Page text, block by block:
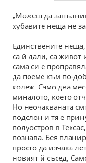
„Можеш да
хубавите неща не
Eдинствените
са й дали, са
сама си е
да поеме към по-
колеж. Само два
миналото, което
Но неочакваната
подслон и тя е
полуостров в
познава. Бея
просто да изчака
новият й съсед,